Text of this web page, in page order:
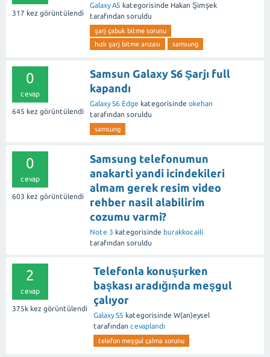
317 kez görüntülendi
Galaxy A5 kategorisinde Hakan Şimşek
tarafından soruldu
şarj çabuk bitme sorunu
hızlı şarj bitme arızası
samsung
0
cevap
645 kez görüntülendi
Samsun Galaxy S6 Şarjı full
kapandı
Galaxy S6 Edge kategorisinde okehan
tarafından soruldu
samsung
0
cevap
603 kez görüntülendi
Samsung telefonumun
anakarti yandi icindekileri
almam gerek resim video
rehber nasil alabilirim
cozumu varmi?
Note 3 kategorisinde burakkocaili
tarafından soruldu
2
cevap
375k kez görüntülendi
Telefonla konuşurken
başkası aradığında meşgul
çalıyor
Galaxy S5 kategorisinde W(an)eysel
tarafından cevaplandı
telefon meşgul çalma sorunu